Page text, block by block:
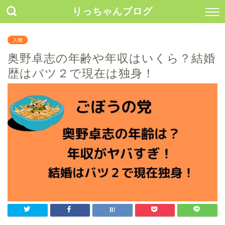
りっちゃんブログ
人物
奥野卓志の年齢や年収はいくら？結婚
歴はバツ２で現在は独身！